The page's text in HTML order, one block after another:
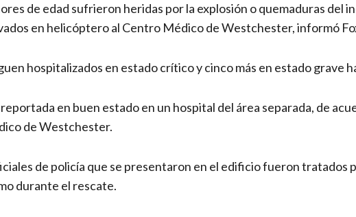
de edad sufrieron heridas por la explosión o quemaduras del
en helicóptero al Centro Médico de Westchester, informó
hospitalizados en estado crítico y cinco más en estado grave
en buen estado en un hospital del área separada, de
de Westchester.
de policía que se presentaron en el edificio fueron tratados
durante el rescate.